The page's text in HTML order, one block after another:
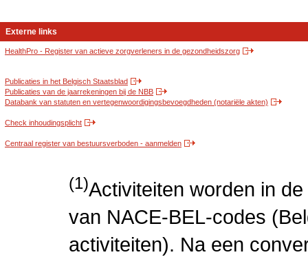
Externe links
HealthPro - Register van actieve zorgverleners in de gezondheidszorg
Publicaties in het Belgisch Staatsblad
Publicaties van de jaarrekeningen bij de NBB
Databank van statuten en vertegenwoordigingsbevoegdheden (notariële akten)
Check inhoudingsplicht
Centraal register van bestuursverboden - aanmelden
(1)Activiteiten worden in
van NACE-BEL-codes
activiteiten). Na een